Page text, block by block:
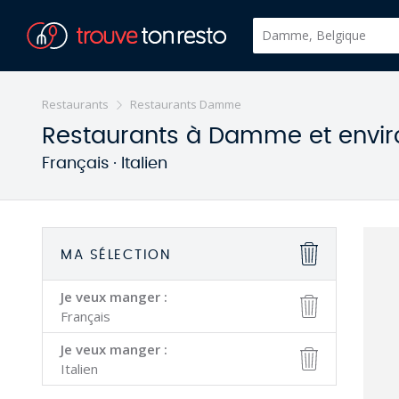
Restaurants Restaurants Damme
Restaurants à Damme et
Français · Italien
MA SÉLECTION
Je veux manger :
Français
Je veux manger :
Italien